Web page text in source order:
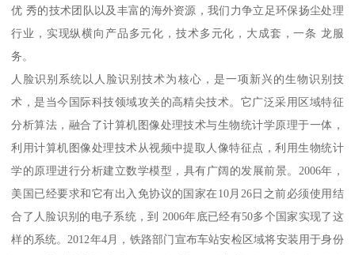
优 秀的技术团队以及丰富的海外资源，我们力争立足环保扬尘处理
行业，实现纵横向产品多元化，技术多元化，大成套，一条 龙服
务。
人脸识别系统以人脸识别技术为核心，是一项新兴的生物识别技
术，是当今国际科技领域攻关的高精尖技术。它广泛采用区域特征
分析算法，融合了计算机图像处理技术与生物统计学原理于一体，
利用计算机图像处理技术从视频中提取人像特征点，利用生物统计
学的原理进行分析建立数学模型，具有广阔的发展前景。2006年，
美国已经要求和它有出入免协议的国家在10月26日之前必须使用结
合了人脸识别的电子系统，到 2006年底已经有50多个国家实现了这
样的系统。2012年4月，铁路部门宣布车站安检区域将安装用于身份